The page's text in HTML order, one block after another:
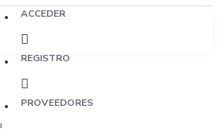
ACCEDER
REGISTRO
PROVEEDORES